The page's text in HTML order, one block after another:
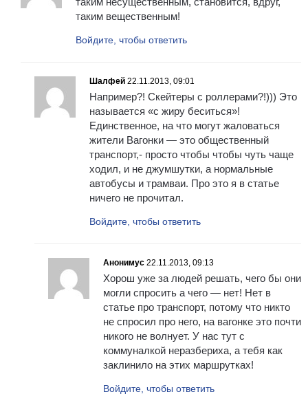
таким вещественным!
Войдите, чтобы ответить
Шалфей 22.11.2013, 09:01
Например?! Скейтеры с роллерами?!))) Это
называется «с жиру беситься»!
Единственное, на что могут жаловаться
жители Вагонки — это общественный
транспорт,- просто чтобы чтобы чуть чаще
ходил, и не джумшутки, а нормальные
автобусы и трамваи. Про это я в статье
ничего не прочитал.
Войдите, чтобы ответить
Анонимус 22.11.2013, 09:13
Хорош уже за людей решать, чего бы они
могли спросить а чего — нет! Нет в
статье про транспорт, потому что никто
не спросил про него, на вагонке это почти
никого не волнует. У нас тут с
коммуналкой неразбериха, а тебя как
заклинило на этих маршрутках!
Войдите, чтобы ответить